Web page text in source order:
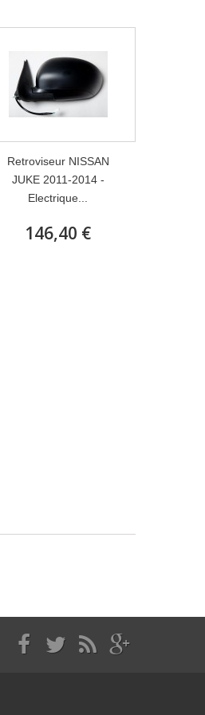
Retroviseur NISSAN
JUKE 2011-2014 -
Electrique...
146,40 €